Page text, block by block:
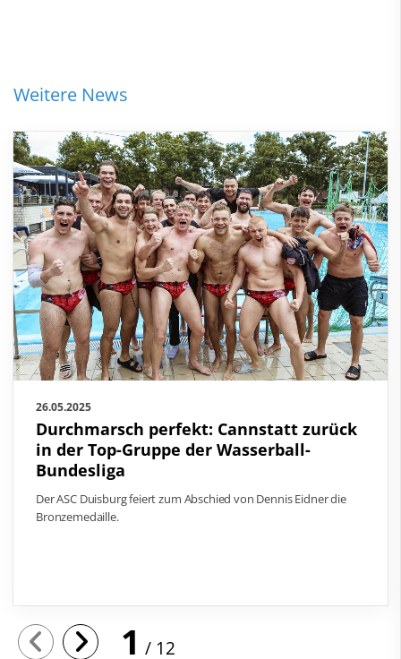
Weitere News
26.05.2025
Durchmarsch perfekt: Cannstatt zurück
in der Top-Gruppe der Wasserball-
Bundesliga
Der ASC Duisburg feiert zum Abschied von Dennis Eidner die
Bronzemedaille.
1 12